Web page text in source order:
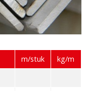
m/stuk
kg/m